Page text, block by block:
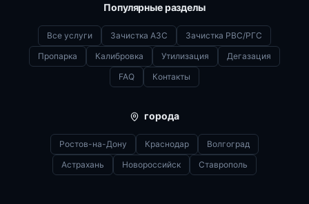
Популярные разделы
Все услуги Зачистка АЗС
Зачистка РВС/РГС
Пропарка
Калибровка Утилизация
Дегазация
FAQ
Контакты
города
Ростов-на-Дону Краснодар
Волгоград
Астрахань
Новороссийск Ставрополь